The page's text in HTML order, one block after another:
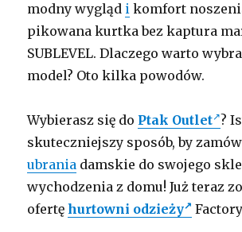
modny wygląd i komfort
pikowana kurtka bez kaptura
SUBLEVEL. Dlaczego warto
model? Oto kilka powodów.
Wybierasz się do Ptak Outlet ?
skuteczniejszy sposób, by
ubrania damskie do swojego
wychodzenia z domu! Już teraz
ofertęhurtowni odzieży